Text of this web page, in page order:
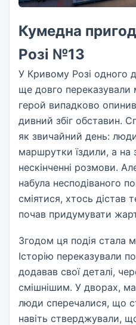
Кумедна
Розі №13
У Кривому Розі одного
ще довго переказували
герой випадково
дивний збіг обставин.
як звичайний день:
маршрутки їздили, а на
нескінченні розмови.
набула несподіваного
сміятися, хтось дістав
почав придумувати
Згодом ця подія стала
Історію переказували
додавав свої деталі,
смішнішим. У дворах,
люди сперечалися, що
навіть стверджували,